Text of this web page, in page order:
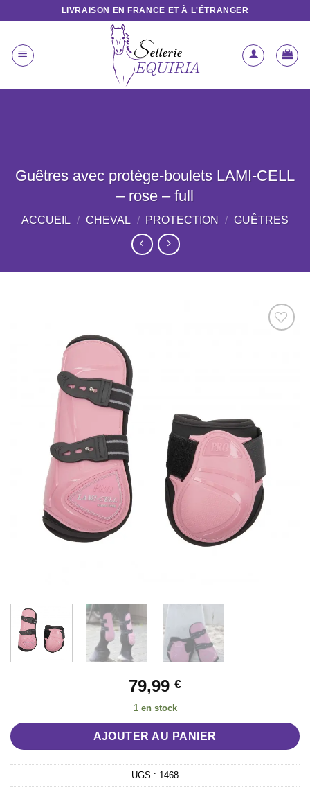
contenu
LIVRAISON EN FRANCE ET À L'ÉTRANGER
Guêtres avec protège-boulets LAMI-CELL
– rose – full
ACCUEIL / CHEVAL / PROTECTION / GUÊTRES
79,99 €
1 en stock
AJOUTER AU PANIER
UGS : 1468